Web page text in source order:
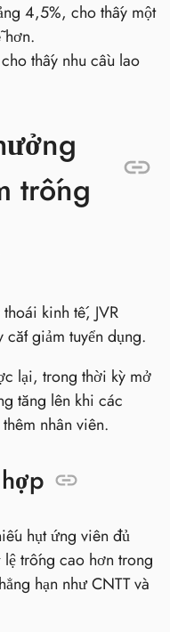
4,5%, cho thấy một
thấy nhu cầu lao
trống
kinh tế, JVR
giảm tuyển dụng.
lại, trong thời kỳ mở
tăng lên khi các
nhân viên.
hụt ứng viên đủ
trống cao hơn trong
hạn như CNTT và